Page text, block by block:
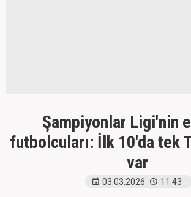
Şampiyonlar Ligi'nin
futbolcuları: İlk 10'da tek
var
03.03.2026 11:43